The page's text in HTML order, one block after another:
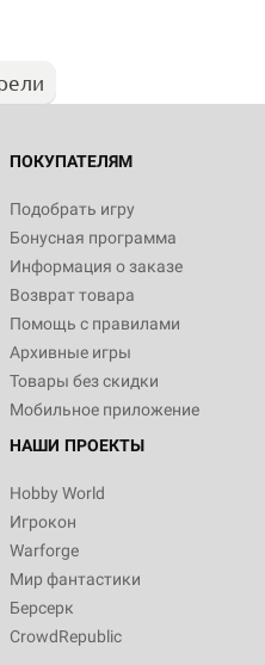
ПОКУПАТЕЛЯМ
Подобрать игру
Бонусная программа
Информация о заказе
Возврат товара
Помощь с правилами
Архивные игры
Товары без скидки
Мобильное приложение
НАШИ ПРОЕКТЫ
Hobby World
Игрокон
Warforge
Мир фантастики
Берсерк
CrowdRepublic